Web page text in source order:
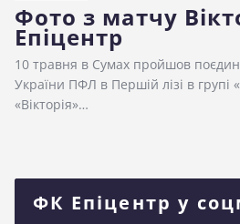
Фото з матчу
Епіцентр
10 травня в Сумах пройшов
України ПФЛ в Першій лізі в групі
«Вікторія»…
ФК Епіцентр у